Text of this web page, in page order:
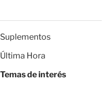
Suplementos
Última Hora
Temas de interés